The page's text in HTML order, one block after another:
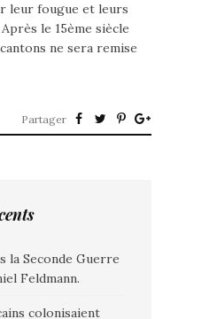
leur fougue et leurs
le 15ème siècle
ne sera remise
Partager
la Seconde Guerre
Feldmann.
colonisaient